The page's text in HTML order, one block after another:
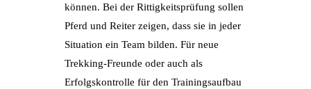
können. Bei der Rittigkeitsprüfung sollen
Pferd und Reiter zeigen, dass sie in jeder
Situation ein Team bilden. Für neue
Trekking-Freunde oder auch als
Erfolgskontrolle für den Trainingsaufbau